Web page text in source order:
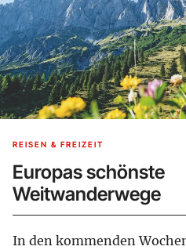
REISEN & FREIZEIT
Europas schönste
Weitwanderwege
In den kommenden